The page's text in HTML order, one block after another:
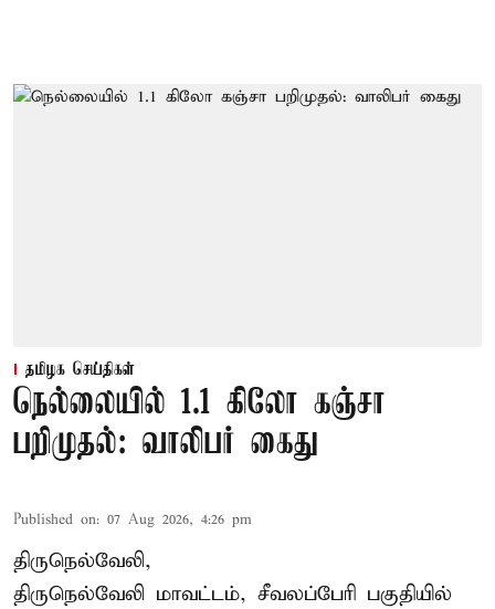
தமிழக செய்திகள்
நெல்லையில் 1.1 கிலோ கஞ்சா
பறிமுதல்: வாலிபர் கைது
Published on: 07 Aug 2026, 4:26 pm
திருநெல்வேலி,
திருநெல்வேலி மாவட்டம், சீவலப்பேரி பகுதியில்